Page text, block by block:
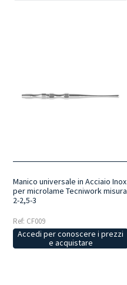
Manico universale in Acciaio Inox
per microlame Tecniwork misura
2-2,5-3
Ref: CF009
Accedi per conoscere i prezzi
e acquistare